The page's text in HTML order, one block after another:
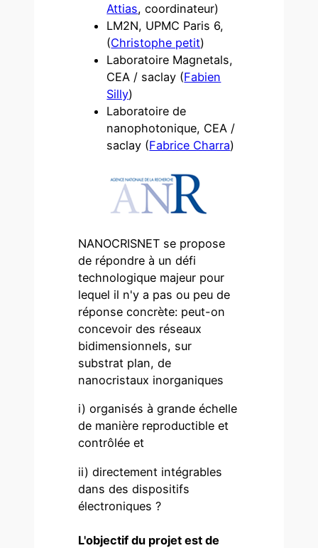
Attias, coordinateur)
LM2N, UPMC Paris 6,
(Christophe petit)
Laboratoire Magnetals,
CEA / saclay (Fabien
Silly)
Laboratoire de
nanophotonique, CEA /
saclay (Fabrice Charra)
NANOCRISNET se propose
de répondre à un défi
technologique majeur pour
lequel il n'y a pas ou peu de
réponse concrète: peut-on
concevoir des réseaux
bidimensionnels, sur
substrat plan, de
nanocristaux inorganiques
i) organisés à grande échelle
de manière reproductible et
contrôlée et
ii) directement intégrables
dans des dispositifs
électroniques ?
L'objectif du projet est de